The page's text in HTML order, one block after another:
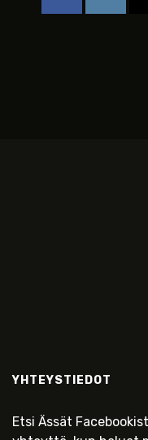
YHTEYSTIEDOT
Etsi Ässät